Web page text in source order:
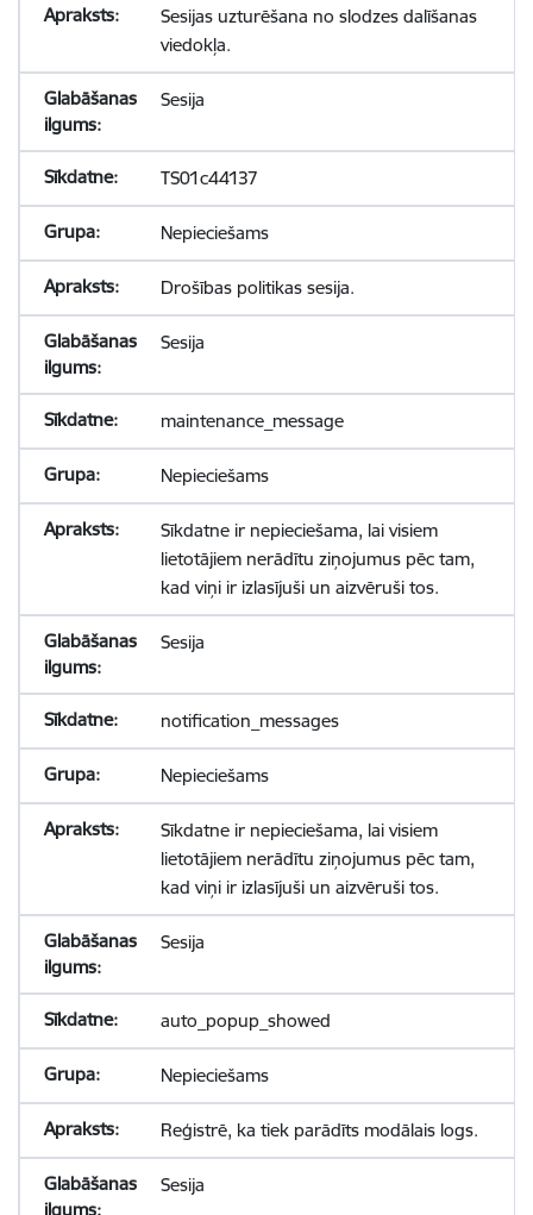
Sesijas uzturēšana no slodzes dalīšanas
viedokļa.
Sesija
TS01c44137
Nepieciešams
Drošības politikas sesija.
Sesija
maintenance_message
Nepieciešams
Sīkdatne ir nepieciešama, lai visiem
lietotājiem nerādītu ziņojumus pēc tam,
kad viņi ir izlasījuši un aizvēruši tos.
Sesija
notification_messages
Nepieciešams
Sīkdatne ir nepieciešama, lai visiem
lietotājiem nerādītu ziņojumus pēc tam,
kad viņi ir izlasījuši un aizvēruši tos.
Sesija
auto_popup_showed
Nepieciešams
Reģistrē, ka tiek parādīts modālais logs.
Sesija